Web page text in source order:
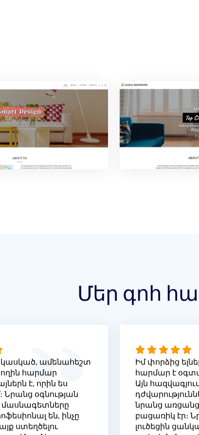
Մեր գոհ
ամենահեշտ
հարմար
է, որին ես
Նրանց օգնության
մասնագետները
են, ինչը
ստեղծելու
Իմ փորձից
հարմար է
Այն
նրանց առցանց
բացառիկ էր։
լուծեցին